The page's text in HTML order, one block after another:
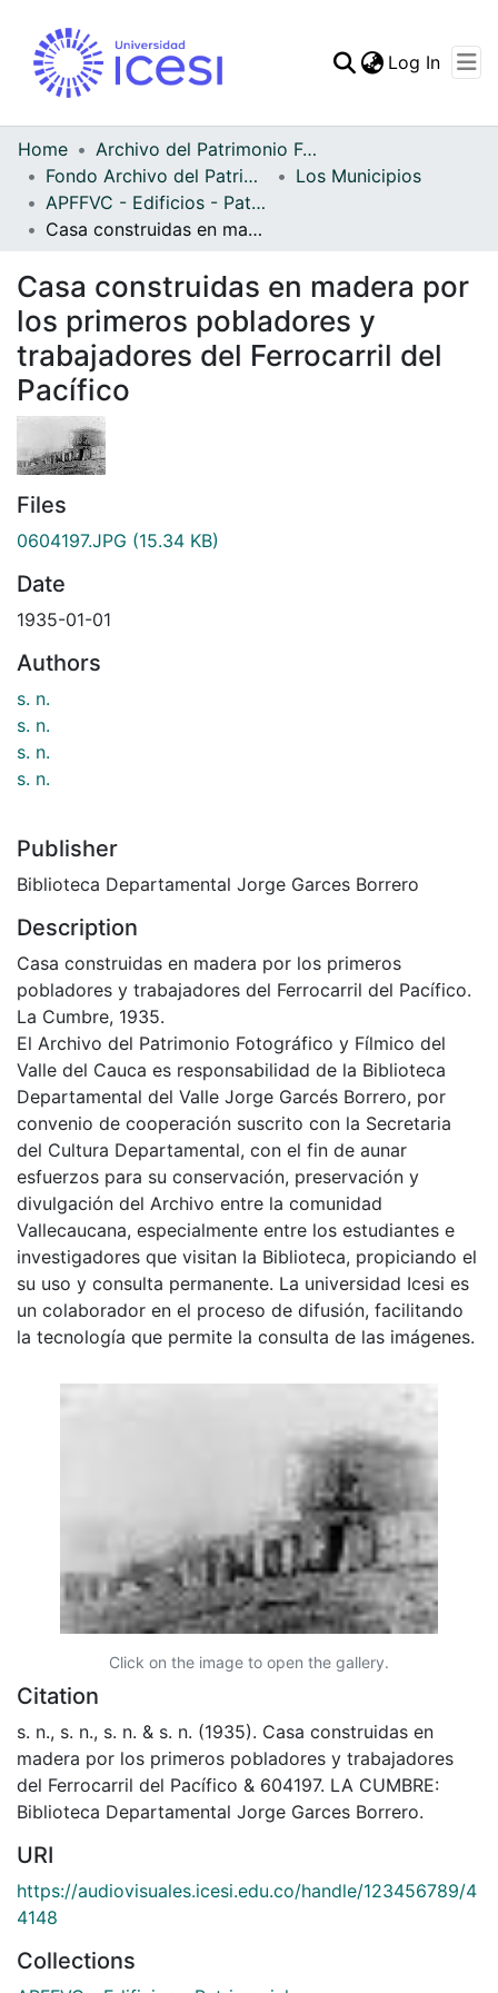
Statistics
Log In
Home
Archivo del Patrimonio Fotográfico y Fílmico del Valle del Cauca
Fondo Archivo del Patrimonio Fotográfico y Fílmico del Valle del Cauca
Los Municipios
APFFVC - Edificios - Patrimonial
Casa construidas en madera por los primeros pobladores y trabajadores del Ferrocarril del Pacífico
Casa construidas en madera por
los primeros pobladores y
trabajadores del Ferrocarril del
Pacífico
Files
0604197.JPG (15.34 KB)
Date
1935-01-01
Authors
s. n.
s. n.
s. n.
s. n.
Publisher
Biblioteca Departamental Jorge Garces Borrero
Description
Casa construidas en madera por los primeros
pobladores y trabajadores del Ferrocarril del Pacífico.
La Cumbre, 1935.
El Archivo del Patrimonio Fotográfico y Fílmico del
Valle del Cauca es responsabilidad de la Biblioteca
Departamental del Valle Jorge Garcés Borrero, por
convenio de cooperación suscrito con la Secretaria
del Cultura Departamental, con el fin de aunar
esfuerzos para su conservación, preservación y
divulgación del Archivo entre la comunidad
Vallecaucana, especialmente entre los estudiantes e
investigadores que visitan la Biblioteca, propiciando el
su uso y consulta permanente. La universidad Icesi es
un colaborador en el proceso de difusión, facilitando
la tecnología que permite la consulta de las imágenes.
Click on the image to open the gallery.
Citation
s. n., s. n., s. n. & s. n. (1935). Casa construidas en
madera por los primeros pobladores y trabajadores
del Ferrocarril del Pacífico & 604197. LA CUMBRE:
Biblioteca Departamental Jorge Garces Borrero.
URI
https://audiovisuales.icesi.edu.co/handle/123456789/4
4148
Collections